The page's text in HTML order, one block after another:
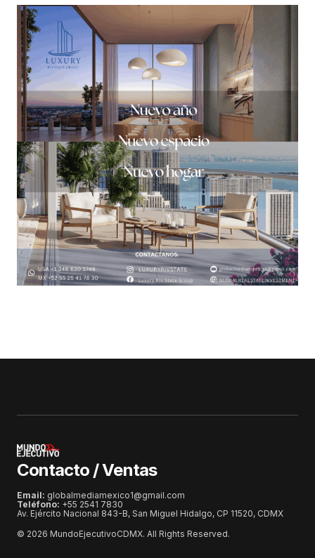
Contacto / Ventas
Email: globalmediamexico1@gmail.com
Teléfono: +55 2541 7830
Av. Ejército Nacional 843-B, San Miguel Hidalgo, CP 11520, CDMX
© 2026 MundoEjecutivoCDMX. All Rights Reserved.